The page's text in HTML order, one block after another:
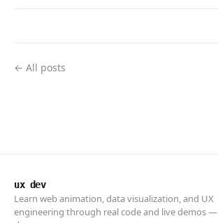
← All posts
ux dev
Learn web animation, data visualization, and UX
engineering through real code and live demos